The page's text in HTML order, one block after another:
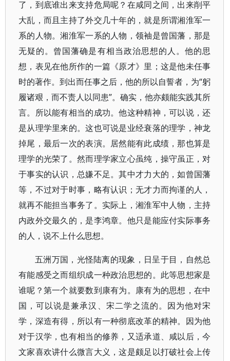
了，到底谁出来支持危局呢？在咸同之间，出来削平
大乱，而且主持了外交几十年的，就是所谓湘淮军一
系的人物。湘淮军一系的人物，领袖是曾国藩，那是
无疑的。曾国藩确是有相当政治思想的人。他的思
想，表见在他所作的一篇《原才》里；这是他未任事
时的著作。到出而任事之后，他的所以自誓者，为“躬
履诸艰，而不责人以同患”。确实，他亦颇能实践其所
言。所以能有相当的成功。他这种精神，可以说，还
是从理学里来的。这也可说是业经衰落的理学，神龙
掉尾，最后一次的表演。居然能有此成绩，那也算是
理学的光荣了。然而理学家立心虽纯，操守虽正，对
于事实的认识，总嫌不足。其中才力大的，如曾国藩
等，不过对于时事，略有认识；无才力而拘谨的人，
就再不能担当事务了。实际上，湘淮军中人物，主持
内政外交最久的，是李鸿章。他只是能应付实际事务
的人，说不上什么思想。
五洲万国，光怪陆离的现象，日呈于目，自然总
有能感受之而组织成一种政治思想的。此等思想家是
谁呢？第一个就要数到康有为。康有为的思想，在中
国，可以说是兼承汉、宋二学之流的。因为他对宋
学，深造有得，所以有一种彻底改革的精神。因为他
对于汉学，也有相当的修养，又适承道、咸以后，今
文家喜欢讲什么微言大义，这是颇足以打破社会上传